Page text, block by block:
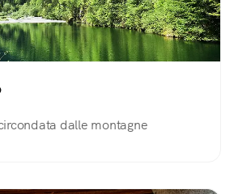
dalle montagne